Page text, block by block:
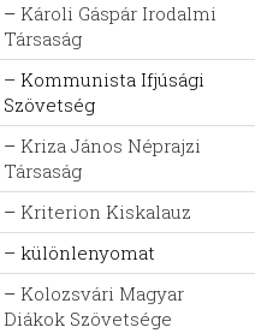
– Károli Gáspár Irodalmi
Társaság
– Kommunista Ifjúsági
Szövetség
– Kriza János Néprajzi
Társaság
– Kriterion Kiskalauz
– különlenyomat
– Kolozsvári Magyar
Diákok Szövetsége